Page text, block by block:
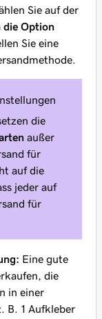
Sie auf der
die Option
Sie eine
die
außer
für
auf die
jeder auf
für
Eine gute
die
in einer
B. 1 Aufkleber